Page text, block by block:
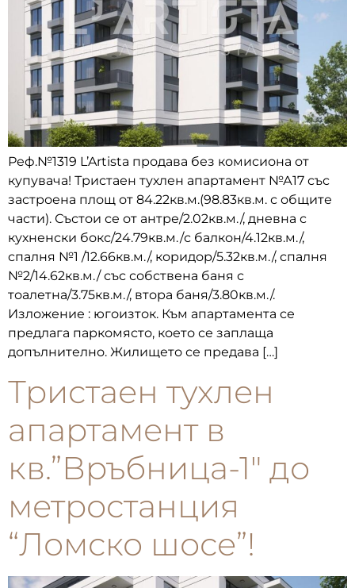
Реф.№1319 L’Artista продава без комисиона от
купувача! Тристаен тухлен апартамент №А17 със
застроена площ от 84.22кв.м.(98.83кв.м. с общите
части). Състои се от антре/2.02кв.м./, дневна с
кухненски бокс/24.79кв.м./с балкон/4.12кв.м./,
спалня №1 /12.66кв.м./, коридор/5.32кв.м./, спалня
№2/14.62кв.м./ със собствена баня с
тоалетна/3.75кв.м./, втора баня/3.80кв.м./.
Изложение : югоизток. Към апартамента се
предлага паркомясто, което се заплаща
допълнително. Жилището се предава […]
Тристаен тухлен
апартамент в
кв.”Връбница-1″ до
метростанция
“Ломско шосе”!